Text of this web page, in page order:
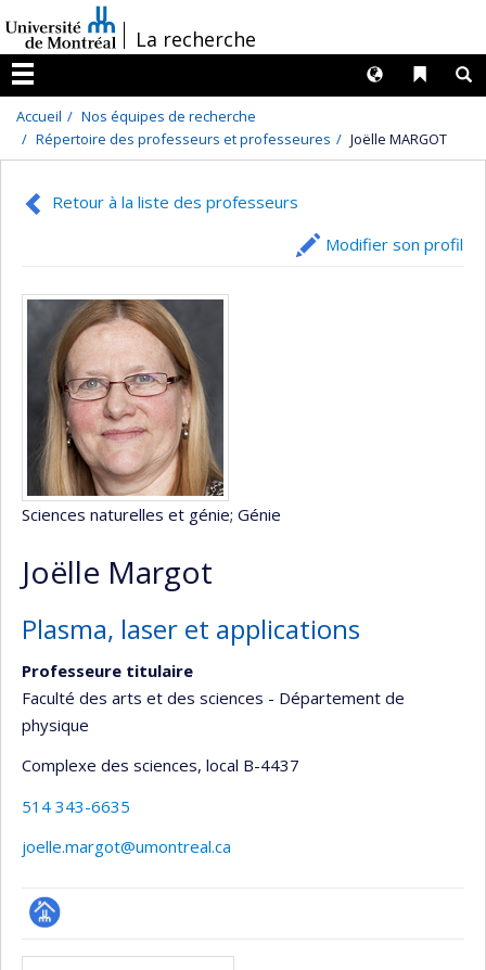
au
contenu
/La recherche
Menu
Liens
Langues
Accueil
Nos équipes de recherche
Répertoire des professeurs et professeures
Joëlle MARGOT
Retour à la liste des professeurs
Modifier son profil
Sciences naturelles et génie; Génie
Joëlle Margot
Plasma, laser et applications
Professeure titulaire
Faculté des arts et des sciences - Département de
physique
Complexe des sciences, local B-4437
514 343-6635
joelle.margot@umontreal.ca
Page